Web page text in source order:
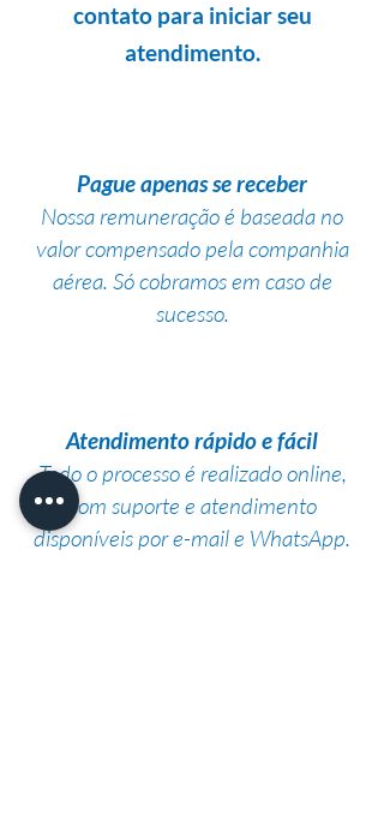
contato para iniciar seu
atendimento.
Pague apenas se receber
Nossa remuneração é baseada no
valor compensado pela companhia
aérea. Só cobramos em caso de
sucesso.
Atendimento rápido e fácil
Todo o processo é realizado online,
com suporte e atendimento
disponíveis por e-mail e WhatsApp.